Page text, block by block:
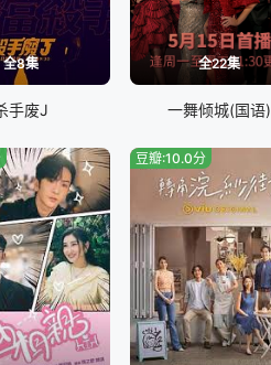
全8集
手废J
全22集
一舞倾城(国语)
豆瓣:10.0分